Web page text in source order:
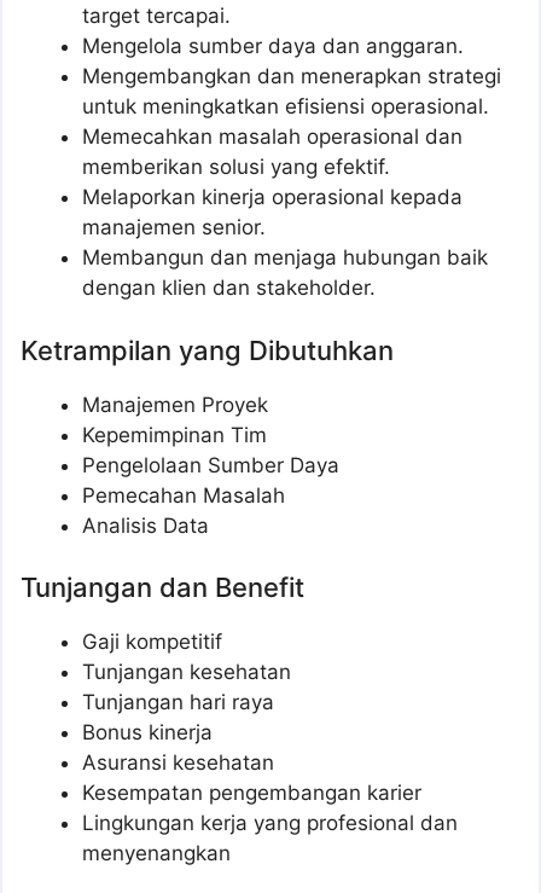
target tercapai.
Mengelola sumber daya dan anggaran.
Mengembangkan dan menerapkan strategi
untuk meningkatkan efisiensi operasional.
Memecahkan masalah operasional dan
memberikan solusi yang efektif.
Melaporkan kinerja operasional kepada
manajemen senior.
Membangun dan menjaga hubungan baik
dengan klien dan stakeholder.
Ketrampilan yang Dibutuhkan
Manajemen Proyek
Kepemimpinan Tim
Pengelolaan Sumber Daya
Pemecahan Masalah
Analisis Data
Tunjangan dan Benefit
Gaji kompetitif
Tunjangan kesehatan
Tunjangan hari raya
Bonus kinerja
Asuransi kesehatan
Kesempatan pengembangan karier
Lingkungan kerja yang profesional dan
menyenangkan